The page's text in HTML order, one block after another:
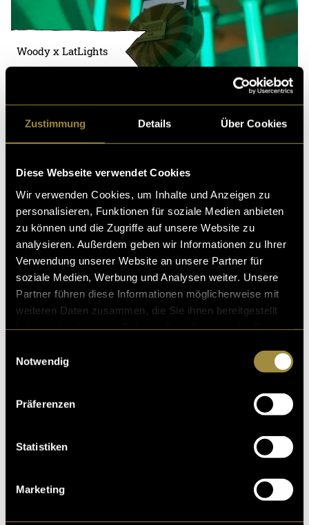
Zustimmung Details Über Cookies
Diese Webseite verwendet Cookies
Wir verwenden Cookies, um Inhalte und Anzeigen zu
personalisieren, Funktionen für soziale Medien anbieten
zu können und die Zugriffe auf unsere Website zu
analysieren. Außerdem geben wir Informationen zu Ihrer
Verwendung unserer Website an unsere Partner für
soziale Medien, Werbung und Analysen weiter. Unsere
Partner führen diese Informationen möglicherweise mit
weiteren Daten zusammen, die Sie ihnen bereitgestellt
Notwendig
Präferenzen
Statistiken
Marketing
Woody x LatLights